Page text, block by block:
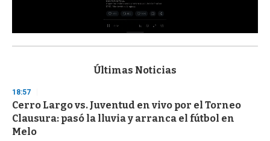
s
d
s
o
f
3
Últimas Noticias
18:57
Cerro Largo vs. Juventud en vivo por el Torneo
Clausura: pasó la lluvia y arranca el fútbol en
Melo